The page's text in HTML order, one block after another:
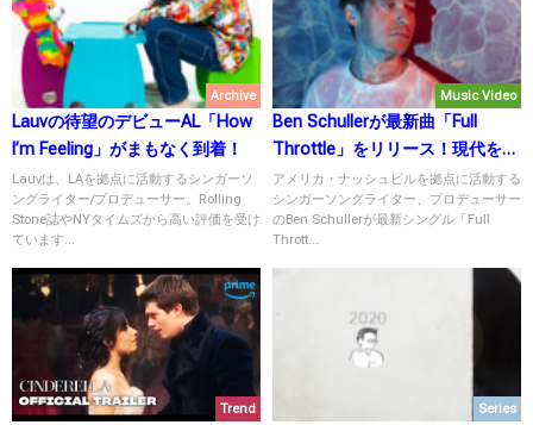
Archive
Lauvの待望のデビューAL「How
I’m Feeling」がまもなく到着！
Lauvは、LAを拠点に活動するシンガーソ
ングライター/プロデューサー。Rolling
Stone誌やNYタイムズから高い評価を受け
ています...
Music Video
Ben Schullerが最新曲「Full
Throttle」をリリース！現代を客
観的に捉えたテーマにも注目！
アメリカ・ナッシュビルを拠点に活動する
シンガーソングライター、プロデューサー
のBen Schullerが最新シングル「Full
Thrott...
Trend Series